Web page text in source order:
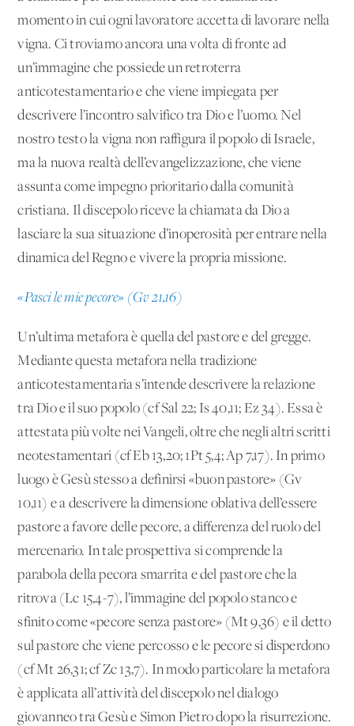
momento in cui ogni lavoratore accetta di lavorare nella
vigna. Ci troviamo ancora una volta di fronte ad
un’immagine che possiede un retroterra
anticotestamentario e che viene impiegata per
descrivere l’incontro salvifico tra Dio e l’uomo. Nel
nostro testo la vigna non raffigura il popolo di Israele,
ma la nuova realtà dell’evangelizzazione, che viene
assunta come impegno prioritario dalla comunità
cristiana. Il discepolo riceve la chiamata da Dio a
lasciare la sua situazione d’inoperosità per entrare nella
dinamica del Regno e vivere la propria missione.
«Pasci le mie pecore» (Gv 21,16)
Un’ultima metafora è quella del pastore e del gregge.
Mediante questa metafora nella tradizione
anticotestamentaria s’intende descrivere la relazione
tra Dio e il suo popolo (cf Sal 22; Is 40,11; Ez 34). Essa è
attestata più volte nei Vangeli, oltre che negli altri scritti
neotestamentari (cf Eb 13,20; 1Pt 5,4; Ap 7,17). In primo
luogo è Gesù stesso a definirsi «buon pastore» (Gv
10,11) e a descrivere la dimensione oblativa dell’essere
pastore a favore delle pecore, a differenza del ruolo del
mercenario. In tale prospettiva si comprende la
parabola della pecora smarrita e del pastore che la
ritrova (Lc 15,4-7), l’immagine del popolo stanco e
sfinito come «pecore senza pastore» (Mt 9,36) e il detto
sul pastore che viene percosso e le pecore si disperdono
(cf Mt 26,31; cf Zc 13,7). In modo particolare la metafora
è applicata all’attività del discepolo nel dialogo
giovanneo tra Gesù e Simon Pietro dopo la risurrezione.